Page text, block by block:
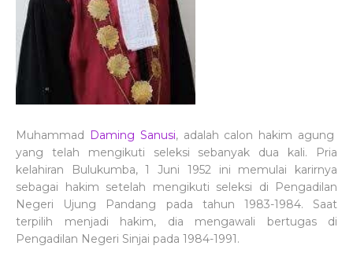
Muhammad Daming Sanusi, adalah calon hakim agung
yang telah mengikuti seleksi sebanyak dua kali. Pria
kelahiran Bulukumba, 1 Juni 1952 ini memulai karirnya
sebagai hakim setelah mengikuti seleksi di Pengadilan
Negeri Ujung Pandang pada tahun 1983-1984. Saat
terpilih menjadi hakim, dia mengawali bertugas di
Pengadilan Negeri Sinjai pada 1984-1991.